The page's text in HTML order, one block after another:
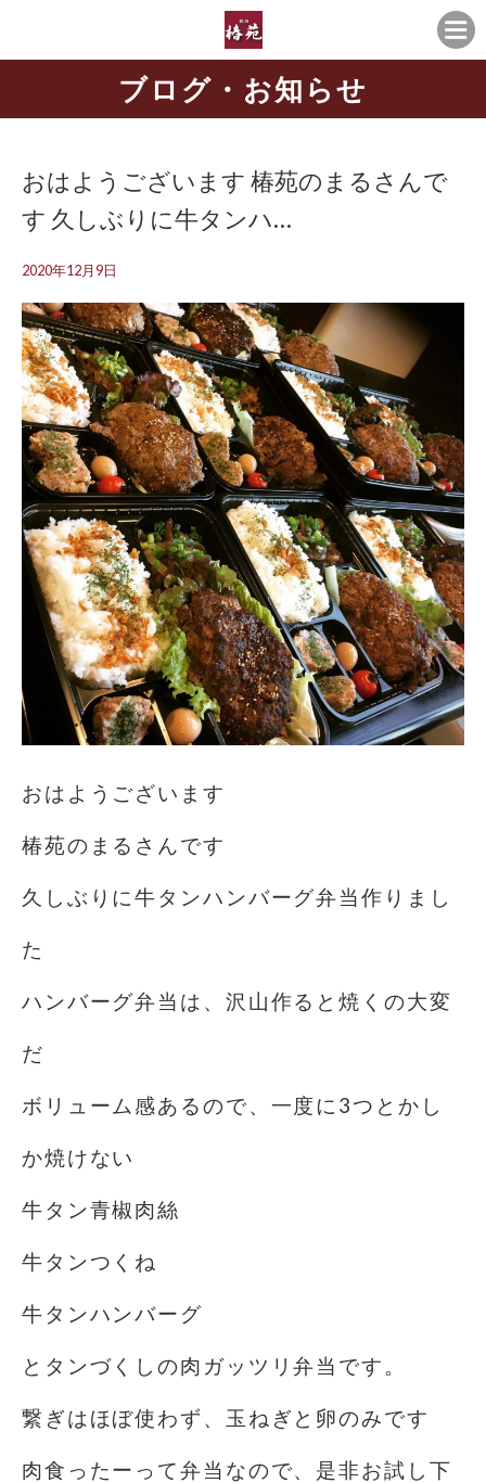
ブログ・お知らせ
おはようございます️ 椿苑のまるさんで
す 久しぶりに牛タンハ…
2020年12月9日
おはようございます️
椿苑のまるさんです
久しぶりに牛タンハンバーグ弁当作りまし
た
ハンバーグ弁当は、沢山作ると焼くの大変
だ
ボリューム感あるので、一度に3つとかし
か焼けない
牛タン青椒肉絲
牛タンつくね
牛タンハンバーグ
とタンづくしの肉ガッツリ弁当です。
繋ぎはほぼ使わず、玉ねぎと卵のみです
肉食ったーって弁当なので、是非お試し下